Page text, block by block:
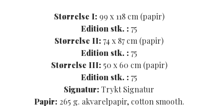
Størrelse I: 99 x 118 cm (papir)
Edition stk. : 75
Størrelse II: 74 x 87 cm (papir)
Edition stk. : 75
Størrelse III: 50 x 60 cm (papir)
Edition stk. : 75
Signatur: Trykt Signatur
Papir: 265 g. akvarelpapir, cotton smooth.